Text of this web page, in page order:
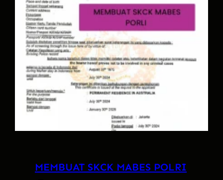
MEMBUAT SKCK MABES POLRI